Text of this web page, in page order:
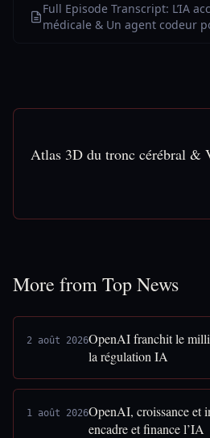
Full Episode Transcript: L’IA
médicale & Un agent codeur
Atlas 3D du tronc cérébral &
More from Top News
2 août 2026OpenAI franchit le
la régulation IA
1 août 2026OpenAI, croissance et
encadre et finance l’IA